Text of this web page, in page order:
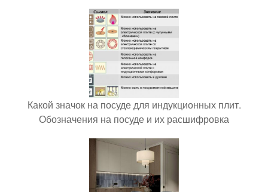
Какой значок на посуде для индукционных плит.
Обозначения на посуде и их расшифровка